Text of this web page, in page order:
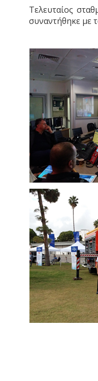
Τελευταίος
συναντήθηκε με